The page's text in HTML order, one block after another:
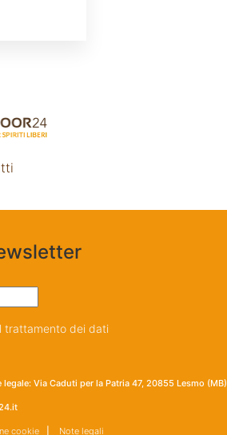
trattamento dei dati
Via Caduti per la Patria 47, 20855 Lesmo (MB)
cookie| Note legali